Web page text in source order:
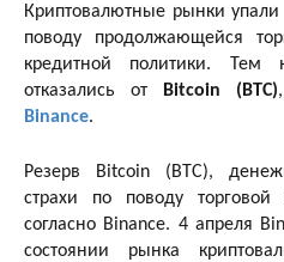
Криптовалютные рынки
поводу продолжающейся
кредитной политики.
отказались от
Bitcoin (BTC)
Binance.
Резерв Bitcoin (BTC),
страхи по поводу
согласно Binance. 4 апреля
состоянии рынка